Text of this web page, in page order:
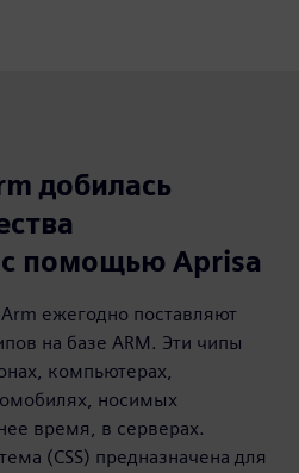
добилась
помощью Aprisa
ежегодно поставляют
на базе ARM. Эти чипы
компьютерах,
носимых
время, в серверах.
(CSS) предназначена для